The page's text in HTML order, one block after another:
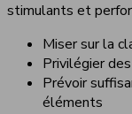
stimulants et
Miser sur la
Privilégier
Prévoir
éléments